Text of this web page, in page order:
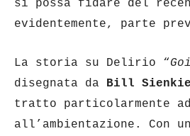
si possa fidare del
evidentemente, parte
La storia su Delirio “
disegnata da Bill
tratto particolarmente
all’ambientazione. Con